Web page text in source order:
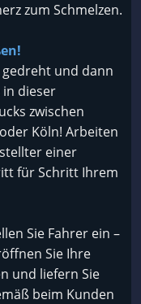
zum Schmelzen.
gedreht und dann
in dieser
zwischen
Köln! Arbeiten
einer
für Schritt Ihrem
Sie Fahrer ein –
Sie Ihre
und liefern Sie
beim Kunden